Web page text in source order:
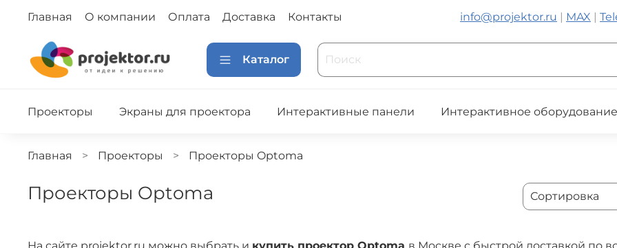
Главная О компании Оплата Доставка Контакты info@projektor.ru MAX
Каталог
Проекторы Экраны для проектора Интерактивные панели Интерактивное оборудование
Главная Проекторы Проекторы Optoma
Проекторы Optoma
На сайте projektor.ru можно выбрать и купить проектор Optoma в Москве с быстрой доставкой по